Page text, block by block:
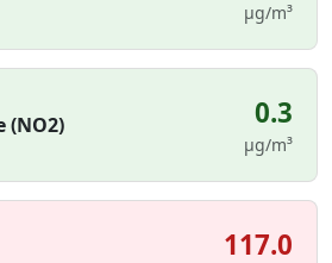
µg/m³
(NO2) 0.3
µg/m³
117.0